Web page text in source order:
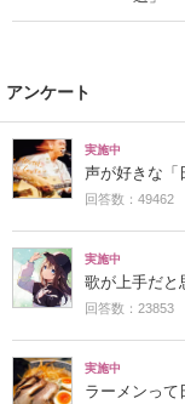
アンケート
実施中
声が好きな「
回答数：49462
実施中
歌が上手だと
回答数：23853
実施中
ラーメンって